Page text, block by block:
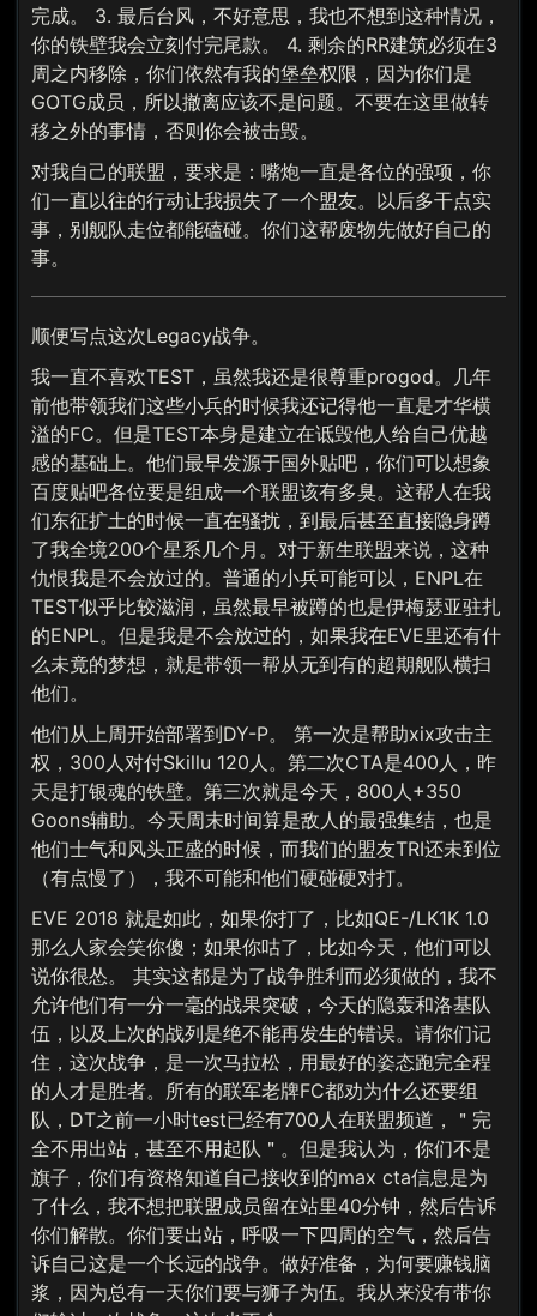
完成。 3. 最后台风，不好意思，我也不想到这种情况，
你的铁壁我会立刻付完尾款。 4. 剩余的RR建筑必须在3
周之内移除，你们依然有我的堡垒权限，因为你们是
GOTG成员，所以撤离应该不是问题。不要在这里做转
移之外的事情，否则你会被击毁。
对我自己的联盟，要求是：嘴炮一直是各位的强项，你
们一直以往的行动让我损失了一个盟友。以后多干点实
事，别舰队走位都能磕碰。你们这帮废物先做好自己的
事。
顺便写点这次Legacy战争。
我一直不喜欢TEST，虽然我还是很尊重progod。几年
前他带领我们这些小兵的时候我还记得他一直是才华横
溢的FC。但是TEST本身是建立在诋毁他人给自己优越
感的基础上。他们最早发源于国外贴吧，你们可以想象
百度贴吧各位要是组成一个联盟该有多臭。这帮人在我
们东征扩土的时候一直在骚扰，到最后甚至直接隐身蹲
了我全境200个星系几个月。对于新生联盟来说，这种
仇恨我是不会放过的。普通的小兵可能可以，ENPL在
TEST似乎比较滋润，虽然最早被蹲的也是伊梅瑟亚驻扎
的ENPL。但是我是不会放过的，如果我在EVE里还有什
么未竟的梦想，就是带领一帮从无到有的超期舰队横扫
他们。
他们从上周开始部署到DY-P。 第一次是帮助xix攻击主
权，300人对付Skillu 120人。第二次CTA是400人，昨
天是打银魂的铁壁。第三次就是今天，800人+350
Goons辅助。今天周末时间算是敌人的最强集结，也是
他们士气和风头正盛的时候，而我们的盟友TRI还未到位
（有点慢了），我不可能和他们硬碰硬对打。
EVE 2018 就是如此，如果你打了，比如QE-/LK1K 1.0
那么人家会笑你傻；如果你咕了，比如今天，他们可以
说你很怂。 其实这都是为了战争胜利而必须做的，我不
允许他们有一分一毫的战果突破，今天的隐轰和洛基队
伍，以及上次的战列是绝不能再发生的错误。请你们记
住，这次战争，是一次马拉松，用最好的姿态跑完全程
的人才是胜者。所有的联军老牌FC都劝为什么还要组
队，DT之前一小时test已经有700人在联盟频道，＂完
全不用出站，甚至不用起队＂。但是我认为，你们不是
旗子，你们有资格知道自己接收到的max cta信息是为
了什么，我不想把联盟成员留在站里40分钟，然后告诉
你们解散。你们要出站，呼吸一下四周的空气，然后告
诉自己这是一个长远的战争。做好准备，为何要赚钱脑
浆，因为总有一天你们要与狮子为伍。我从来没有带你